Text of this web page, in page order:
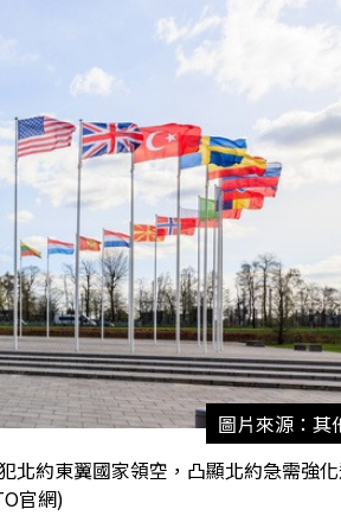
圖片來源：其
北約東翼國家領空，凸顯北約急需強
官網)